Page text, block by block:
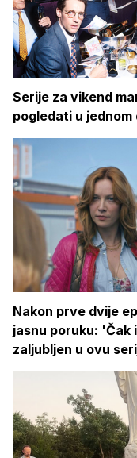
Serije za vikend
pogledati u jednom
Nakon prve dvije
jasnu poruku: 'Čak
zaljubljen u ovu